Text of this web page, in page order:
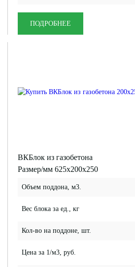
ПОДРОБНЕЕ
ВКБлок из газобетона
Размер/мм 625x200x250
Объем поддона, м3.
Вес блока за ед., кг
Кол-во на поддоне, шт.
Цена за 1/м3, руб.